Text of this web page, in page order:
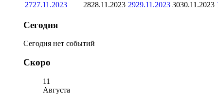
2727.11.2023 2828.11.2023 2929.11.2023 3030.11.2023
Сегодня
Сегодня нет событий
Скоро
11
Августа